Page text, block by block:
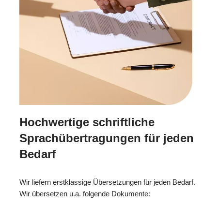
Hochwertige schriftliche
Sprachübertragungen für jeden
Bedarf
Wir liefern erstklassige Übersetzungen für jeden Bedarf.
Wir übersetzen u.a. folgende Dokumente: